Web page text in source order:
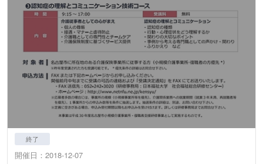
終了
開催日：2018-12-07